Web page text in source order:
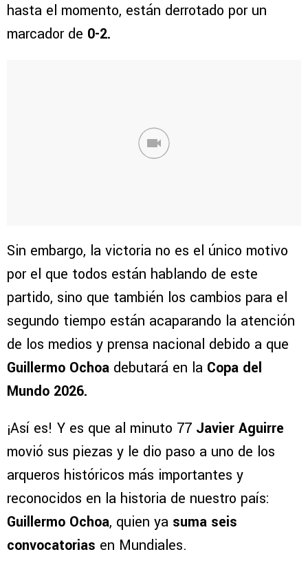
hasta el momento, están derrotado por un
marcador de 0-2.
Sin embargo, la victoria no es el único motivo
por el que todos están hablando de este
partido, sino que también los cambios para el
segundo tiempo están acaparando la atención
de los medios y prensa nacional debido a que
Guillermo Ochoa debutará en la Copa del
Mundo 2026.
¡Así es! Y es que al minuto 77 Javier Aguirre
movió sus piezas y le dio paso a uno de los
arqueros históricos más importantes y
reconocidos en la historia de nuestro país:
Guillermo Ochoa, quien ya suma seis
convocatorias en Mundiales.